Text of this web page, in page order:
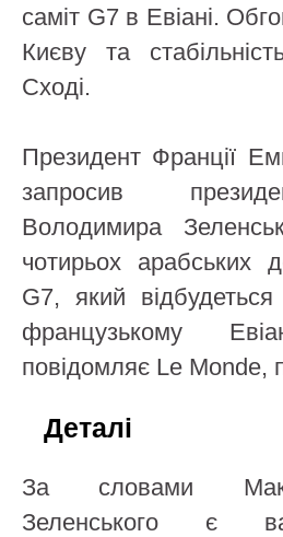
саміт G7 в Евіані.
Києву та
Сході.
Президент Франції
запросив
Володимира
чотирьох арабських
G7, який
французькому
повідомляє Le Monde,
Деталі
За словами
Зеленського є